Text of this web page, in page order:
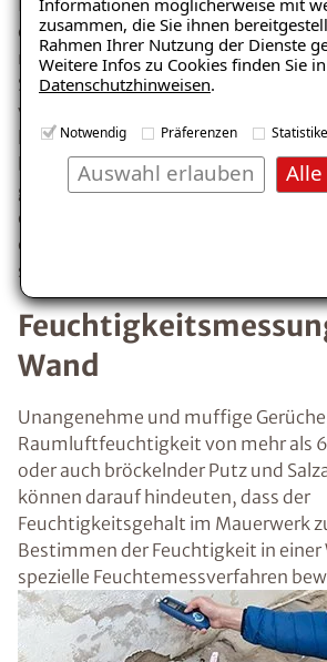
zusammen, die Sie ihnen
Rahmen Ihrer Nutzung der Dienste
Weitere Infos zu Cookies finden Sie
Datenschutzhinweisen.
Notwendig Präferenzen
Alle
Auswahl erlauben
Wänden oder der Decke
Anzeichen für übermäßige
Kondensat, z.B. beschlagene
Richtiges Heizen und Lüften
und feuchten Wänden.
Wie kann man
ausfindig machen
effektiv beheben?
Insbesondere nach einem größeren
Wasserschaden ist es erforderlich, die
betroffenen Räume so schnell wie
trockenzulegen, um der Entstehung
Schimmel und weiteren
vorzubeugen. In jedem Fall sollte
zunächst die konkrete
festgestellt und zeitnahe behoben
Sobald die Feuchtigkeitsquelle
können entsprechende Maßnahmen
werden, um das Gebäude auf lange